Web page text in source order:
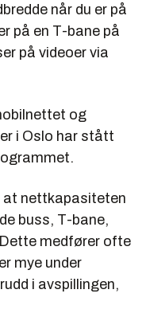
når du er på
på en T-bane på
på videoer via
og
i Oslo har stått
at nettkapasiteten
buss, T-bane,
medfører ofte
mye under
i avspillingen,